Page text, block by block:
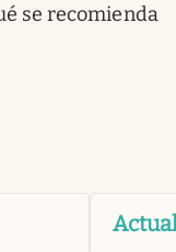
se recomienda